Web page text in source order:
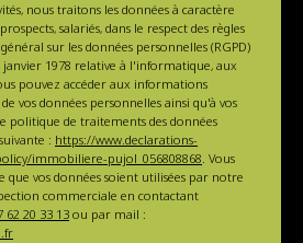
nous traitons les données à caractère
salariés, dans le respect des règles
sur les données personnelles (RGPD)
1978 relative à l'informatique, aux
pouvez accéder aux informations
vos données personnelles ainsi qu'à vos
politique de traitements des données
: https://www.declarations-
immobiliere-pujol_056808868. Vous
que vos données soient utilisées par notre
commerciale en contactant
62 20 33 13 ou par mail :